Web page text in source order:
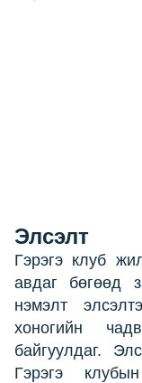
Элсэлт
Гэрэгэ клуб
авдаг бөгөөд
нэмэлт
хоногийн
байгуулдаг.
Гэрэгэ